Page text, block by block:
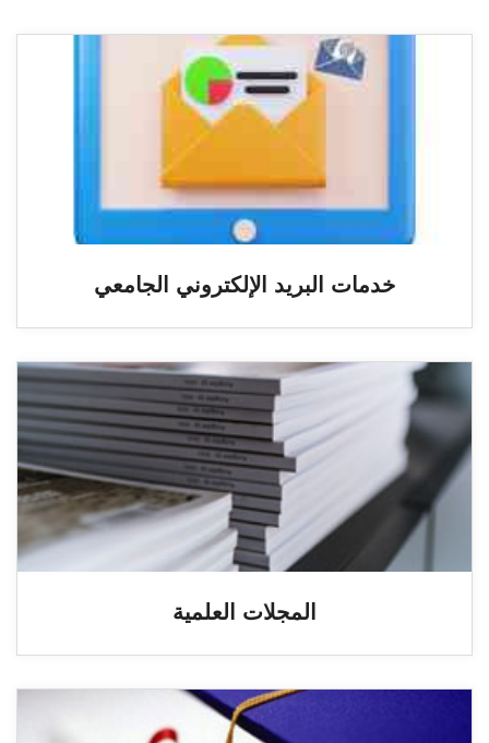
خدمات البريد الإلكتروني الجامعي
المجلات العلمية